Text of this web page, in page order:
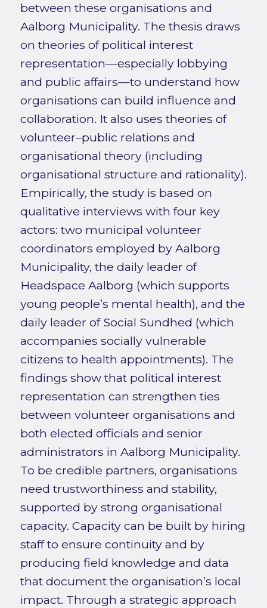
between these organisations and
Aalborg Municipality. The thesis draws
on theories of political interest
representation—especially lobbying
and public affairs—to understand how
organisations can build influence and
collaboration. It also uses theories of
volunteer–public relations and
organisational theory (including
organisational structure and rationality).
Empirically, the study is based on
qualitative interviews with four key
actors: two municipal volunteer
coordinators employed by Aalborg
Municipality, the daily leader of
Headspace Aalborg (which supports
young people’s mental health), and the
daily leader of Social Sundhed (which
accompanies socially vulnerable
citizens to health appointments). The
findings show that political interest
representation can strengthen ties
between volunteer organisations and
both elected officials and senior
administrators in Aalborg Municipality.
To be credible partners, organisations
need trustworthiness and stability,
supported by strong organisational
capacity. Capacity can be built by hiring
staff to ensure continuity and by
producing field knowledge and data
that document the organisation’s local
impact. Through a strategic approach